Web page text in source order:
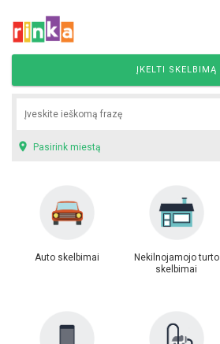
ĮKELTI SKELBIMĄ
 Pasirink miestą
Auto skelbimai
Nekilnojamojo turto
skelbimai